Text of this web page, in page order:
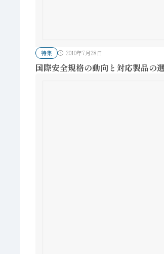
特集 2010年7月28日
国際安全規格の動向と対応製品